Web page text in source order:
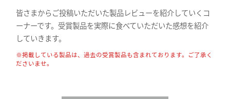
皆さまからご投稿いただいた製品レビューを紹介していくコ
ーナーです。受賞製品を実際に食べていただいた感想を紹介
していきます。
※掲載している製品は、過去の受賞製品も含まれております。ご了承く
ださいませ。